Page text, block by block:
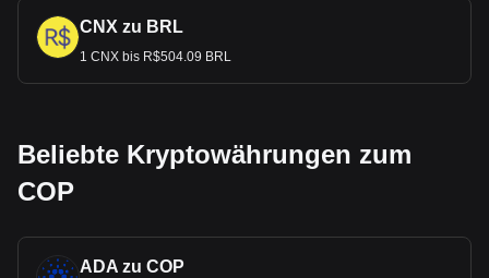
CNX zu BRL
1 CNX bis R$504.09 BRL
Beliebte Kryptowährungen zum
COP
ADA zu COP